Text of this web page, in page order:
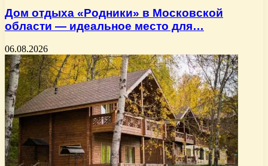
Дом отдыха «Родники» в Московской
области — идеальное место для…
06.08.2026